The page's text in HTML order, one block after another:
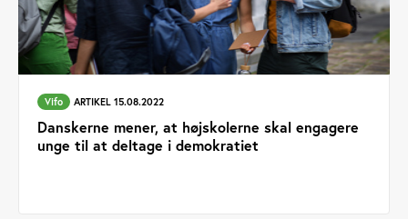
Vifo ARTIKEL 15.08.2022
Danskerne mener, at højskolerne skal engagere
unge til at deltage i demokratiet